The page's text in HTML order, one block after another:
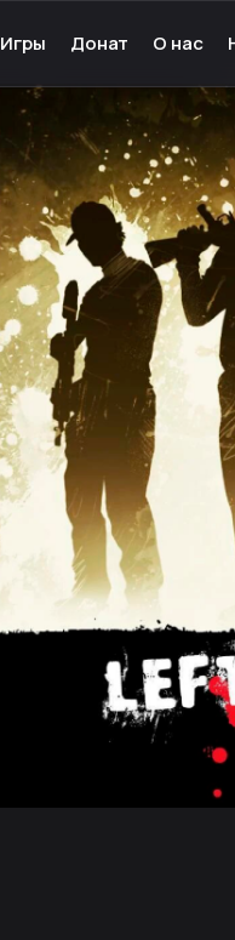
Игры
Серверные игры
Сетевые игры
Одиночные игры
Программы для игр
Игры на Android
Инструкции к играм
Донат О нас
О нас
Команда
Культура
Карьера
Ресурсы